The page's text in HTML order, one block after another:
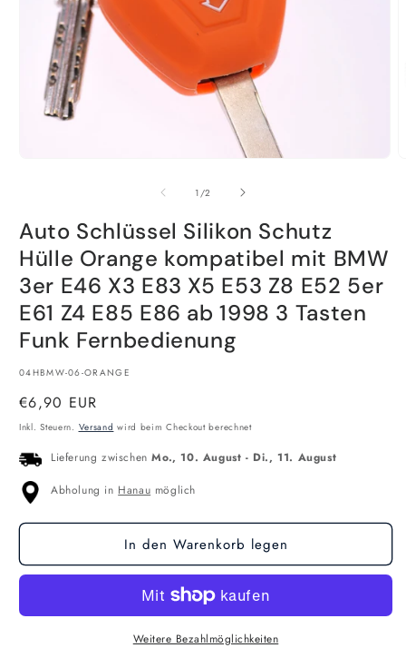
1 /von
2
Auto Schlüssel Silikon Schutz
Hülle Orange kompatibel mit BMW
3er E46 X3 E83 X5 E53 Z8 E52 5er
E61 Z4 E85 E86 ab 1998 3 Tasten
Funk Fernbedienung
SKU:
04HBMW-06-ORANGE
Normaler
Preis
€6,90 EUR
Inkl. Steuern. Versand wird beim Checkout berechnet
Lieferung zwischenMo., 10. August - Di., 11. August
Abholung in Hanau möglich
In den Warenkorb legen
Weitere Bezahlmöglichkeiten